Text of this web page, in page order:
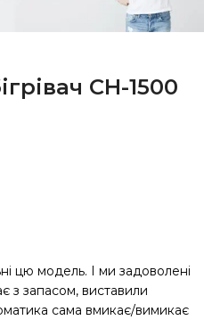
CH-1500
цю модель. І ми задоволені
з запасом, виставили
сама вмикає/вимикає